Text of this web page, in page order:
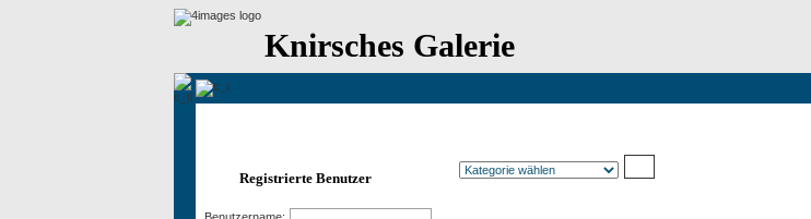
Knirsches Galerie
Registrierte Benutzer